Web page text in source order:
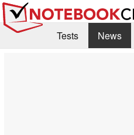
Tests News